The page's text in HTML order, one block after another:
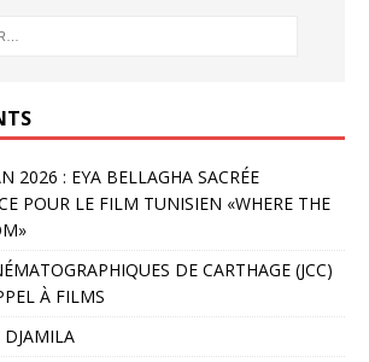
2026 : EYA BELLAGHA SACRÉE
POUR LE FILM TUNISIEN «WHERE THE
DE CARTHAGE (JCC)
À FILMS
DJAMILA